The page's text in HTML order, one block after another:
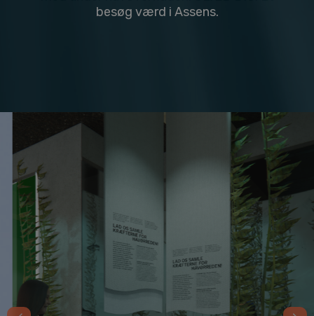
besøg værd i Assens.